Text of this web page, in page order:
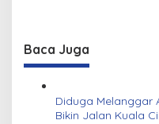
Baca Juga
Diduga Melanggar
Bikin Jalan Kuala